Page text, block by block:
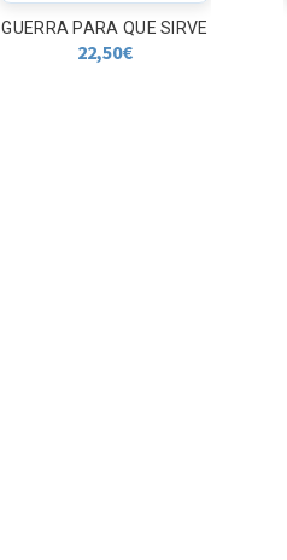
GUERRA PARA QUE SIRVE
22,50€